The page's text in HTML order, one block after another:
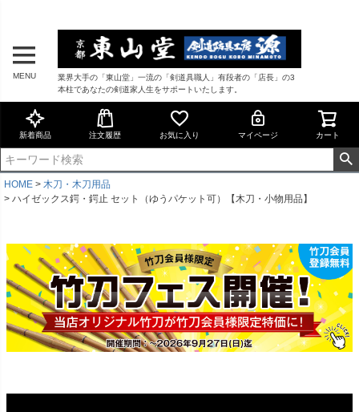
MENU
業界大手の「東山堂」一流の「剣道具職人」有段者の「店長」の3
本柱であなたの剣道家人生をサポートいたします。
新着商品 注文履歴 お気に入り マイページ カート
HOME
木刀・木刀用品
ハイゼックス鍔・鍔止 セット（ゆうパケット可）【木刀・小物用品】